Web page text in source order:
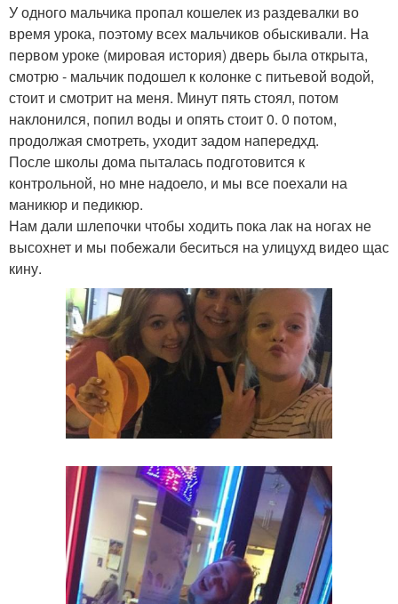
У одного мальчика пропал кошелек из раздевалки во
время урока, поэтому всех мальчиков обыскивали. На
первом уроке (мировая история) дверь была открыта,
смотрю - мальчик подошел к колонке с питьевой водой,
стоит и смотрит на меня. Минут пять стоял, потом
наклонился, попил воды и опять стоит 0. 0 потом,
продолжая смотреть, уходит задом напередхд.
После школы дома пыталась подготовится к
контрольной, но мне надоело, и мы все поехали на
маникюр и педикюр.
Нам дали шлепочки чтобы ходить пока лак на ногах не
высохнет и мы побежали беситься на улицухд видео щас
кину.